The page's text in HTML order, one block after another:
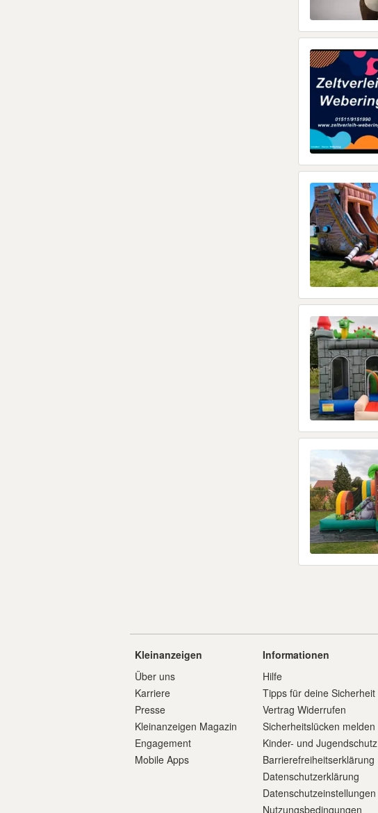
Kleinanzeigen
Über uns
Karriere
Presse
Kleinanzeigen Magazin
Engagement
Mobile Apps
Informationen
Hilfe
Tipps für deine Sicherheit
Vertrag Widerrufen
Sicherheitslücken melden
Kinder- und Jugendschutz
Barrierefreiheitserklärung
Datenschutzerklärung
Datenschutzeinstellungen
Nutzungsbedingungen